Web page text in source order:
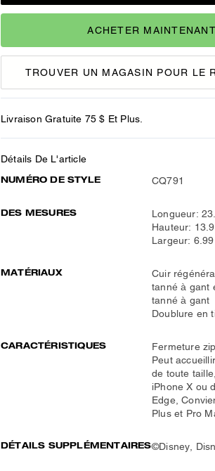
ACHETER MAINTENANT
TROUVER UN MAGASIN POUR LE
Livraison Gratuite 75 $ Et Plus.
Détails De L'article
NUMÉRO DE STYLE CQ791
DES MESURES
Longueur:
Hauteur:
Largeur:
MATÉRIAUX
Cuir
tanné à gant
tanné à gant
Doublure en
CARACTÉRISTIQUES
Fermeture
Peut
de toute
iPhone X ou
Edge,
Plus et Pro
DÉTAILS SUPPLÉMENTAIRES©Disney,